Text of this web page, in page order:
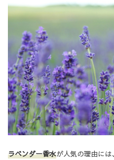
ラベンダー香水が人気の理由には、